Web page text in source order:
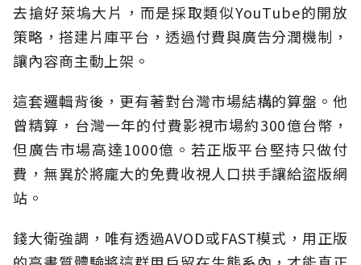
去搶好萊塢大片，而是採取類似YouTube的開放
策略，搭建片庫平台，透過付費與廣告分潤機制，
讓內容商主動上架。
這套邏輯背後，更有著對台灣市場結構的算盤。他
曾精算，台灣一年的付費影視市場約300億台幣，
但廣告市場高達1000億。若正版平台堅持只做付
費，無異於將龐大的免費收視人口拱手讓給盜版網
站。
錢大衛強調，唯有透過AVOD或FAST模式，用正版